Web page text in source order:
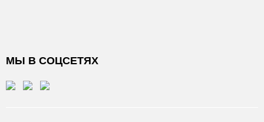
МЫ В СОЦСЕТЯХ